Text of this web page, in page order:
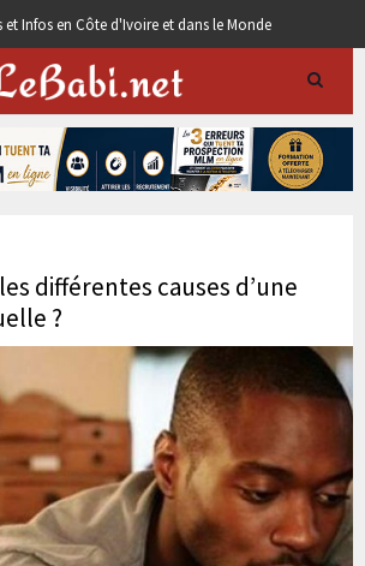
et Infos en Côte d'Ivoire et dans le Monde
différentes causes d’une
?